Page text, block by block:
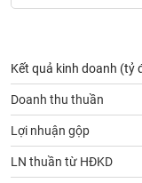
Kết quả kinh doanh (tỷ
Doanh thu thuần
Lợi nhuận gộp
LN thuần từ HĐKD
(-)
Báo
cáo
phân
tích
(-)